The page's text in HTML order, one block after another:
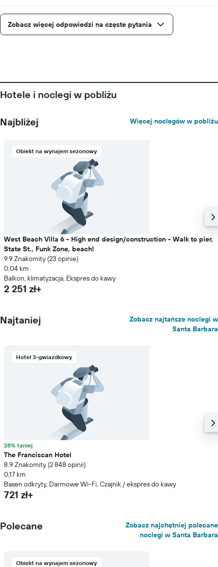
Wykres
1
oś
za
pokój
Zobacz więcej odpowiedzi na częste pytania
Hotele i noclegi w pobliżu
Najbliżej Więcej noclegów w pobliżu
Obiekt na wynajem sezonowy
West Beach Villa 6 - High end design/construction - Walk to pier,
State St., Funk Zone, beach!
9.9 Znakomity (23 opinie)
0,04 km
Balkon, klimatyzacja, Ekspres do kawy
2 251 zł+
Najtaniej
Zobacz najtańsze noclegi w
Santa Barbara
Hotel 3-gwiazdkowy
28% taniej
The Franciscan Hotel
8.9 Znakomity (2 848 opinii)
0,17 km
Basen odkryty, Darmowe Wi-Fi, Czajnik / ekspres do kawy
721 zł+
Polecane
Zobacz najchętniej polecane
noclegi w Santa Barbara
Obiekt na wynajem sezonowy